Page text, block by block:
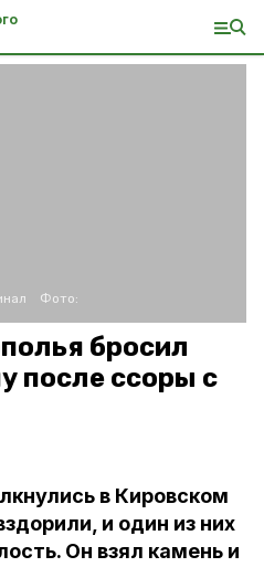
Фото:
бросил
после ссоры с
в Кировском
и один из них
Он взял камень и